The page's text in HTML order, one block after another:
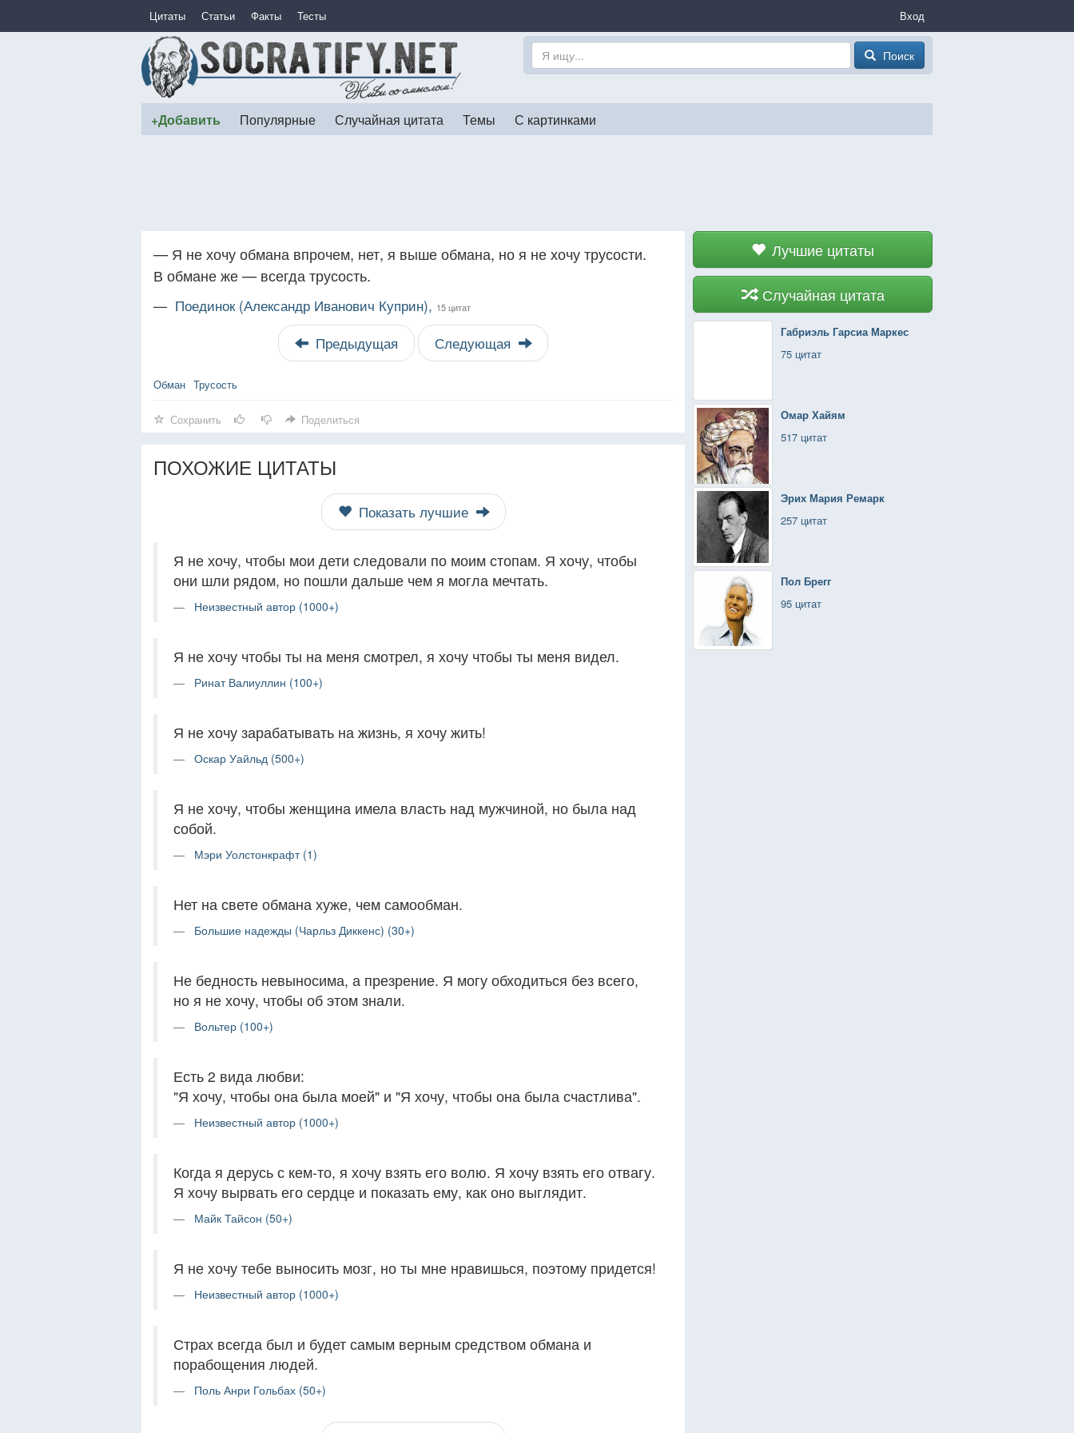
Цитаты Статьи Факты Тесты Вход
Поиск
+Добавить Популярные Случайная цитата Темы С картинками
Лучшие цитаты
Случайная цитата
Габриэль Гарсиа Маркес
75 цитат
Омар Хайям
517 цитат
Эрих Мария Ремарк
257 цитат
Пол Брегг
95 цитат
— Я не хочу обмана впрочем, нет, я выше обмана, но я не хочу трусости.
В обмане же — всегда трусость.
— Поединок (Александр Иванович Куприн), 15 цитат
Предыдущая Следующая
Обман Трусость
Сохранить Поделиться
ПОХОЖИЕ ЦИТАТЫ
Показать лучшие
Я не хочу, чтобы мои дети следовали по моим стопам. Я хочу, чтобы
они шли рядом, но пошли дальше чем я могла мечтать.
Неизвестный автор (1000+)
Я не хочу чтобы ты на меня смотрел, я хочу чтобы ты меня видел.
Ринат Валиуллин (100+)
Я не хочу зарабатывать на жизнь, я хочу жить!
Оскар Уайльд (500+)
Я не хочу, чтобы женщина имела власть над мужчиной, но была над
собой.
Мэри Уолстонкрафт (1)
Нет на свете обмана хуже, чем самообман.
Большие надежды (Чарльз Диккенс) (30+)
Не бедность невыносима, а презрение. Я могу обходиться без всего,
но я не хочу, чтобы об этом знали.
Вольтер (100+)
Есть 2 вида любви:
"Я хочу, чтобы она была моей" и "Я хочу, чтобы она была счастлива".
Неизвестный автор (1000+)
Когда я дерусь с кем-то, я хочу взять его волю. Я хочу взять его отвагу.
Я хочу вырвать его сердце и показать ему, как оно выглядит.
Майк Тайсон (50+)
Я не хочу тебе выносить мозг, но ты мне нравишься, поэтому придется!
Неизвестный автор (1000+)
Страх всегда был и будет самым верным средством обмана и
порабощения людей.
Поль Анри Гольбах (50+)